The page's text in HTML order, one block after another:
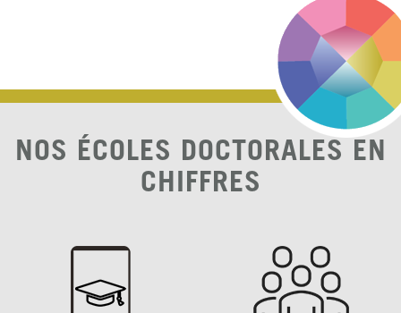
NOS ÉCOLES DOCTORALES EN
CHIFFRES